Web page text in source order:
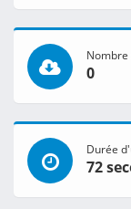
0
Durée
72